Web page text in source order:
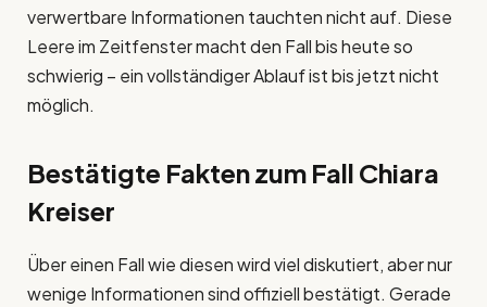
verwertbare Informationen tauchten nicht auf. Diese
Leere im Zeitfenster macht den Fall bis heute so
schwierig – ein vollständiger Ablauf ist bis jetzt nicht
möglich.
Bestätigte Fakten zum Fall Chiara
Kreiser
Über einen Fall wie diesen wird viel diskutiert, aber nur
wenige Informationen sind offiziell bestätigt. Gerade